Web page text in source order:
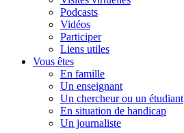
Podcasts
Vidéos
Participer
Liens utiles
Vous êtes
En famille
Un enseignant
Un chercheur ou un étudiant
En situation de handicap
Un journaliste